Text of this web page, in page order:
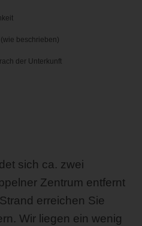
beschrieben)
der Unterkunft
sich ca. zwei
Zentrum entfernt
erreichen Sie
Wir liegen ein wenig